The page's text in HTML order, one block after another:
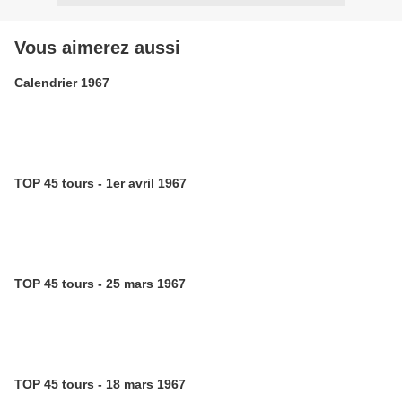
Vous aimerez aussi
Calendrier 1967
TOP 45 tours - 1er avril 1967
TOP 45 tours - 25 mars 1967
TOP 45 tours - 18 mars 1967